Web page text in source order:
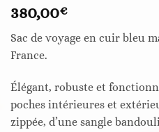
380,00€
Sac de voyage en cuir bleu
France.
Élégant, robuste et
poches intérieures et
zippée, d’une sangle